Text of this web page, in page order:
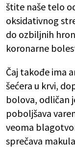
štite naše telo
oksidativnog
do ozbiljnih
koronarne
Čaj takođe ima
šećera u krvi,
bolova, odličan
poboljšava
veoma
sprečava